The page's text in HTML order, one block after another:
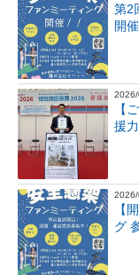
第2
開
【
援
【
グ